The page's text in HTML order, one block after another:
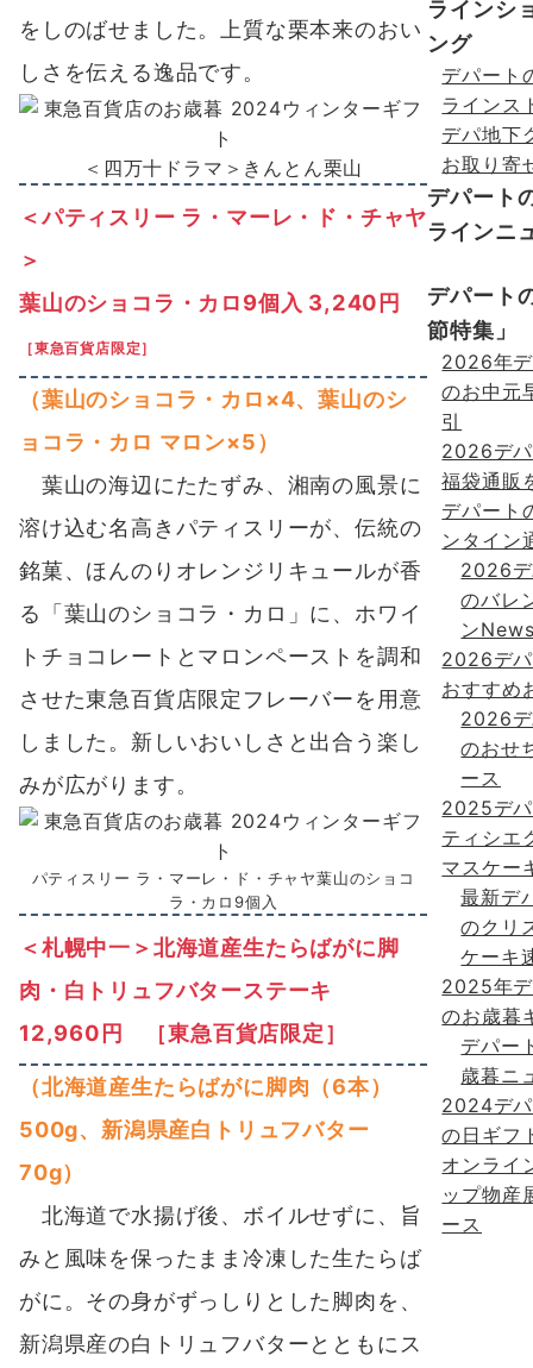
をしのばせました。上質な栗本来のおい
しさを伝える逸品です。
＜四万十ドラマ＞きんとん栗山
＜パティスリー ラ・マーレ・ド・チャヤ
＞
葉山のショコラ・カロ9個入 3,240円
［東急百貨店限定］
（葉山のショコラ・カロ×4、葉山のシ
ョコラ・カロ マロン×5）
葉山の海辺にたたずみ、湘南の風景に
溶け込む名高きパティスリーが、伝統の
銘菓、ほんのりオレンジリキュールが香
る「葉山のショコラ・カロ」に、ホワイ
トチョコレートとマロンペーストを調和
させた東急百貨店限定フレーバーを用意
しました。新しいおいしさと出合う楽し
みが広がります。
パティスリー ラ・マーレ・ド・チャヤ葉山のショコ
ラ・カロ9個入
＜札幌中一＞北海道産生たらばがに脚
肉・白トリュフバターステーキ
12,960円 ［東急百貨店限定］
（北海道産生たらばがに脚肉（6本）
500g、新潟県産白トリュフバター
70g）
北海道で水揚げ後、ボイルせずに、旨
みと風味を保ったまま冷凍した生たらば
がに。その身がずっしりとした脚肉を、
新潟県産の白トリュフバターとともにス
ラインシ
ング
デパート
ラインス
デパ地下
お取り寄
デパート
ラインニ
デパート
節特集」
2026年
のお中元
引
2026デ
福袋通販
デパート
ンタイン
2026
のバレ
ン
2026デ
おすすめ
2026
のおせ
ース
2025デ
ティシエ
マスケー
最新デ
のクリ
ケーキ
2025年
のお歳暮
デパー
歳暮ニ
2024デ
の日ギフ
オンライ
ップ物産
ース